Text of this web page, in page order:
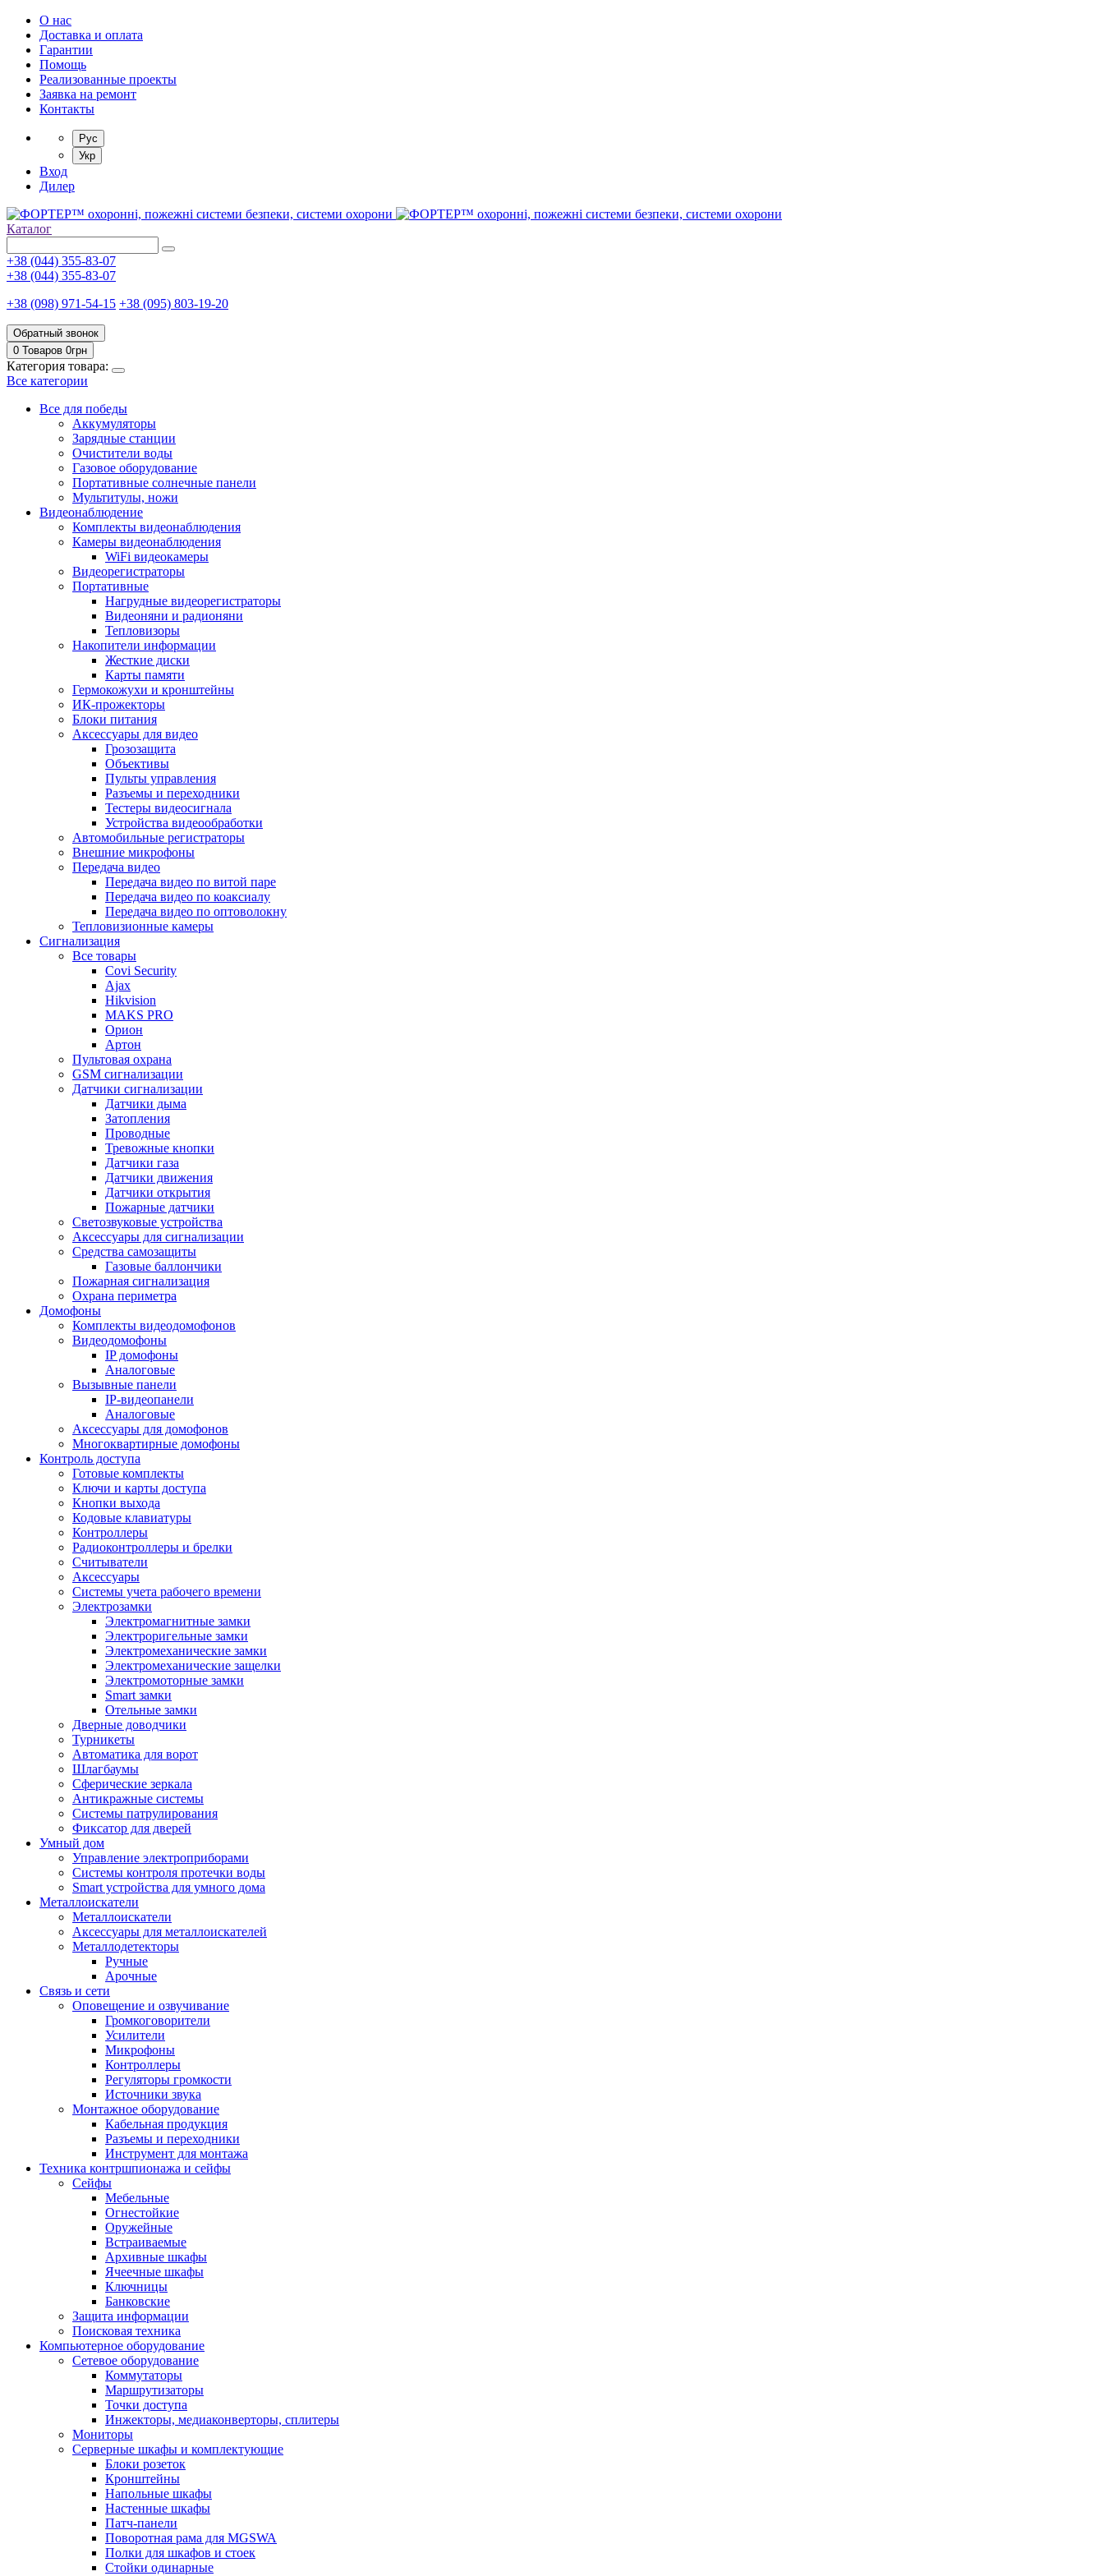
О нас
Доставка и оплата
Гарантии
Помощь
Реализованные проекты
Заявка на ремонт
Контакты
Рус
Укр
Вход
Дилер
Каталог
+38 (044) 355-83-07
+38 (044) 355-83-07
+38 (098) 971-54-15 +38 (095) 803-19-20
Обратный звонок
0 Товаров 0грн
Категория товара:
Все категории
Все для победы
Аккумуляторы
Зарядные станции
Очистители воды
Газовое оборудование
Портативные солнечные панели
Мультитулы, ножи
Видеонаблюдение
Комплекты видеонаблюдения
Камеры видеонаблюдения
WiFi видеокамеры
Видеорегистраторы
Портативные
Нагрудные видеорегистраторы
Видеоняни и радионяни
Тепловизоры
Накопители информации
Жесткие диски
Карты памяти
Гермокожухи и кронштейны
ИК-прожекторы
Блоки питания
Аксессуары для видео
Грозозащита
Объективы
Пульты управления
Разъемы и переходники
Тестеры видеосигнала
Устройства видеообработки
Автомобильные регистраторы
Внешние микрофоны
Передача видео
Передача видео по витой паре
Передача видео по коаксиалу
Передача видео по оптоволокну
Тепловизионные камеры
Сигнализация
Все товары
Covi Security
Ajax
Hikvision
MAKS PRO
Орион
Артон
Пультовая охрана
GSM сигнализации
Датчики сигнализации
Датчики дыма
Затопления
Проводные
Тревожные кнопки
Датчики газа
Датчики движения
Датчики открытия
Пожарные датчики
Светозвуковые устройства
Аксессуары для сигнализации
Средства самозащиты
Газовые баллончики
Пожарная сигнализация
Охрана периметра
Домофоны
Комплекты видеодомофонов
Видеодомофоны
IP домофоны
Аналоговые
Вызывные панели
IP-видеопанели
Аналоговые
Аксессуары для домофонов
Многоквартирные домофоны
Контроль доступа
Готовые комплекты
Ключи и карты доступа
Кнопки выхода
Кодовые клавиатуры
Контроллеры
Радиоконтроллеры и брелки
Считыватели
Аксессуары
Системы учета рабочего времени
Электрозамки
Электромагнитные замки
Электроригельные замки
Электромеханические замки
Электромеханические защелки
Электромоторные замки
Smart замки
Отельные замки
Дверные доводчики
Турникеты
Автоматика для ворот
Шлагбаумы
Сферические зеркала
Антикражные системы
Системы патрулирования
Фиксатор для дверей
Умный дом
Управление электроприборами
Системы контроля протечки воды
Smart устройства для умного дома
Металлоискатели
Металлоискатели
Аксессуары для металлоискателей
Металлодетекторы
Ручные
Арочные
Связь и сети
Оповещение и озвучивание
Громкоговорители
Усилители
Микрофоны
Контроллеры
Регуляторы громкости
Источники звука
Монтажное оборудование
Кабельная продукция
Разъемы и переходники
Инструмент для монтажа
Техника контршпионажа и сейфы
Сейфы
Мебельные
Огнестойкие
Оружейные
Встраиваемые
Архивные шкафы
Ячеечные шкафы
Ключницы
Банковские
Защита информации
Поисковая техника
Компьютерное оборудование
Сетевое оборудование
Коммутаторы
Маршрутизаторы
Точки доступа
Инжекторы, медиаконверторы, сплитеры
Мониторы
Серверные шкафы и комплектующие
Блоки розеток
Кронштейны
Напольные шкафы
Настенные шкафы
Патч-панели
Поворотная рама для MGSWA
Полки для шкафов и стоек
Стойки одинарные